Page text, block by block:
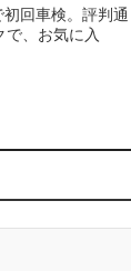
回車検。評判通
、お気に入